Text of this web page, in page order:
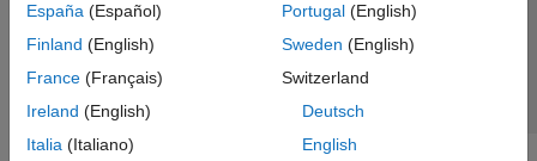
España (Español)
Finland (English)
France (Français)
Ireland (English)
Italia (Italiano)
Portugal(English)
Sweden (English)
Switzerland
Deutsch
English